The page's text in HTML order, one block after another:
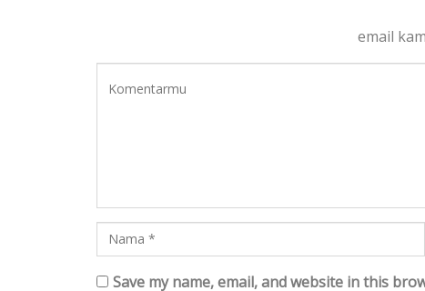
email
Save my name, email, and website in this